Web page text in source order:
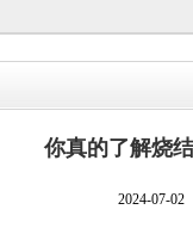
你真的了解烧
2024-07-02